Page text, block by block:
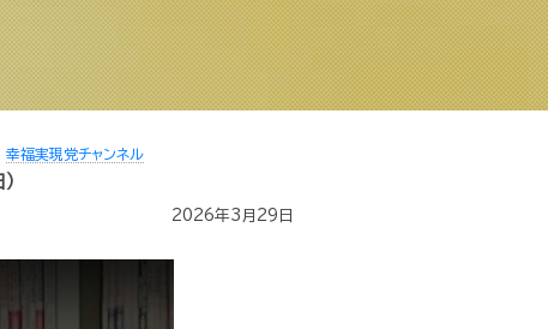
幸福実現党チャンネル
2026年3月29日